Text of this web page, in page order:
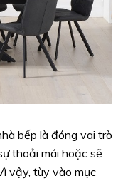
bếp là đóng vai trò
thoải mái hoặc sẽ
vậy, tùy vào mục